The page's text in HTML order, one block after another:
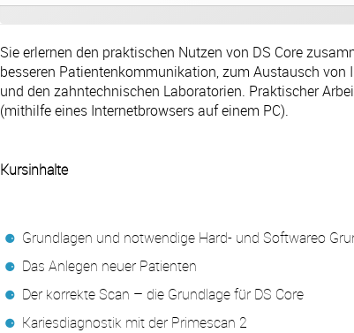
Sie erlernen den praktischen Nutzen von DS Core
besseren Patientenkommunikation, zum Austausch
und den zahntechnischen Laboratorien. Praktischer
(mithilfe eines Internetbrowsers auf einem PC).
Kursinhalte
Grundlagen und notwendige Hard- und Softwareo
Das Anlegen neuer Patienten
Der korrekte Scan – die Grundlage für DS Core
Kariesdiagnostik mit der Primescan 2